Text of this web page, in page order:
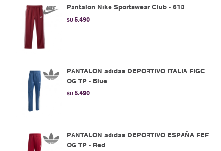
Pantalon Nike Sportswear Club - 613
$U 5.490
PANTALON adidas DEPORTIVO ITALIA FIGC
OG TP - Blue
$U 5.490
PANTALON adidas DEPORTIVO ESPAÑA FEF
OG TP - Red